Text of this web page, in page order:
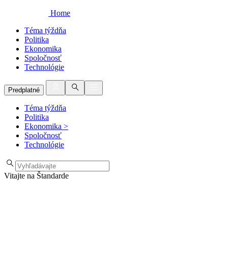
Home
Téma týždňa
Politika
Ekonomika
Spoločnosť
Technológie
Predplatné
Téma týždňa
Politika
Ekonomika >
Spoločnosť
Technológie
Vitajte na Štandarde